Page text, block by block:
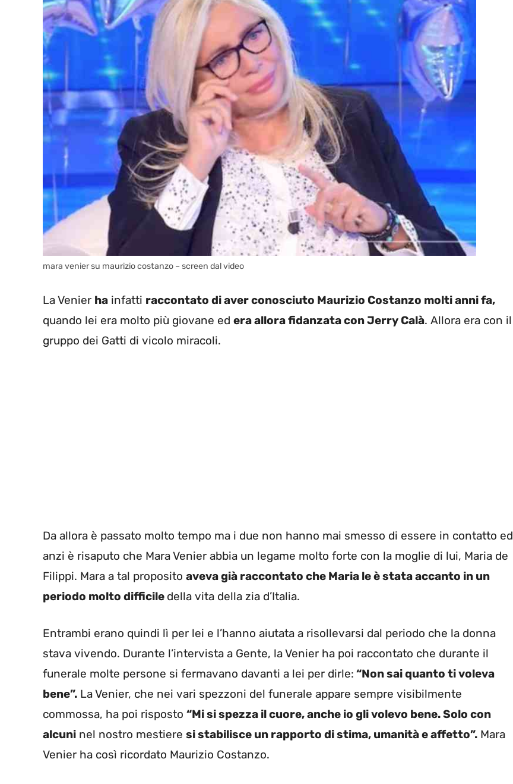
mara venier su maurizio costanzo – screen dal video
La Venier ha infatti raccontato di aver conosciuto Maurizio Costanzo molti anni fa,
quando lei era molto più giovane ed era allora fidanzata con Jerry Calà. Allora era con il
gruppo dei Gatti di vicolo miracoli.
Da allora è passato molto tempo ma i due non hanno mai smesso di essere in contatto ed
anzi è risaputo che Mara Venier abbia un legame molto forte con la moglie di lui, Maria de
Filippi. Mara a tal proposito aveva già raccontato che Maria le è stata accanto in un
periodo molto difficile della vita della zia d’Italia.
Entrambi erano quindi lì per lei e l’hanno aiutata a risollevarsi dal periodo che la donna
stava vivendo. Durante l’intervista a Gente, la Venier ha poi raccontato che durante il
funerale molte persone si fermavano davanti a lei per dirle: “Non sai quanto ti voleva
bene”. La Venier, che nei vari spezzoni del funerale appare sempre visibilmente
commossa, ha poi risposto “Mi si spezza il cuore, anche io gli volevo bene. Solo con
alcuni nel nostro mestiere si stabilisce un rapporto di stima, umanità e affetto”. Mara
Venier ha così ricordato Maurizio Costanzo.